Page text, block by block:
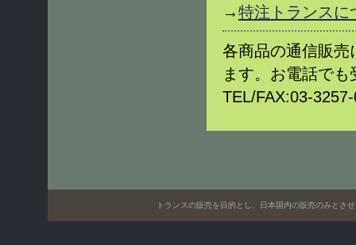
→特注トランスに
各商品の通信販売
ます。お電話で
TEL/FAX:03-
トランスの販売を目的とし、日本国内の販売のみと